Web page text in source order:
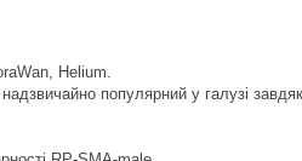
Helium.
популярний у галузі